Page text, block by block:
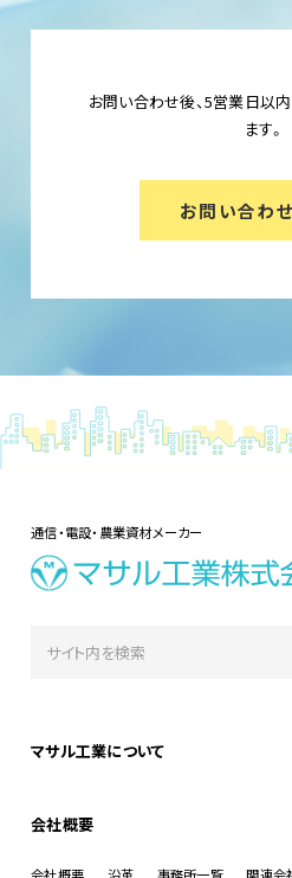
お問い合わせ後、5営業日以
ます。
お問い合わ
通信・電設・農業資材メーカー
マサル工業について
会社概要